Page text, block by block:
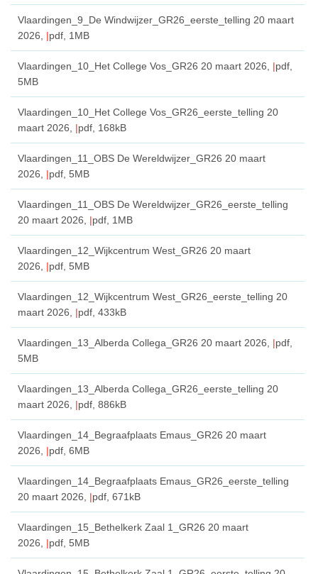
Vlaardingen_9_De Windwijzer_GR26_eerste_telling 20 maart
2026,
pdf , 1MB
Vlaardingen_10_Het College Vos_GR26 20 maart 2026, pdf
5MB
Vlaardingen_10_Het College Vos_GR26_eerste_telling 20
maart 2026,
pdf , 168kB
Vlaardingen_11_OBS De Wereldwijzer_GR26 20 maart
2026,
pdf , 5MB
Vlaardingen_11_OBS De Wereldwijzer_GR26_eerste_telling
20 maart 2026,
pdf , 1MB
Vlaardingen_12_Wijkcentrum West_GR26 20 maart
2026,
pdf , 5MB
Vlaardingen_12_Wijkcentrum West_GR26_eerste_telling 20
maart 2026,
pdf , 433kB
Vlaardingen_13_Alberda Collega_GR26 20 maart 2026, pdf
5MB
Vlaardingen_13_Alberda Collega_GR26_eerste_telling 20
maart 2026,
pdf , 886kB
Vlaardingen_14_Begraafplaats Emaus_GR26 20 maart
2026,
pdf , 6MB
Vlaardingen_14_Begraafplaats Emaus_GR26_eerste_telling
20 maart 2026,
pdf , 671kB
Vlaardingen_15_Bethelkerk Zaal 1_GR26 20 maart
2026,
pdf , 5MB